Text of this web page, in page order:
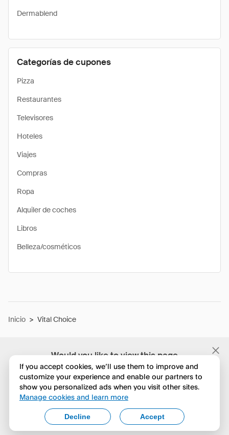
Would you like to view this page
in English?
No, seguir navegando
Yes, change to English
Dermablend
Categorías de cupones
Pizza
Restaurantes
Televisores
Hoteles
Viajes
Compras
Ropa
Alquiler de coches
Libros
Belleza/cosméticos
Inicio > Vital Choice
If you accept cookies, we’ll use them to improve and
customize your experience and enable our partners to
show you personalized ads when you visit other sites.
Manage cookies and learn more
Accept
Decline